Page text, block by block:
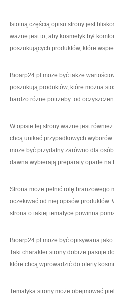
Istotną częścią opisu strony jest
ważne jest to, aby kosmetyk był
poszukujących produktów, które
Bioarp24.pl może być także
poszukują produktów, które można
bardzo różne potrzeby: od
W opisie tej strony ważne jest
chcą unikać przypadkowych
może być przydatny zarówno dla
dawna wybierają preparaty oparte na
Strona może pełnić rolę
oczekiwać od niej opisów produktów.
strona o takiej tematyce powinna
Bioarp24.pl może być opisywana
Taki charakter strony dobrze pasuje
które chcą wprowadzić do oferty
Tematyka strony może obejmować